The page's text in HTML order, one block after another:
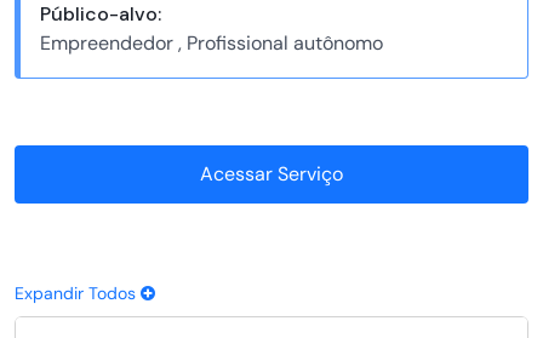
Público-alvo:
Empreendedor , Profissional autônomo
Acessar Serviço
Expandir Todos